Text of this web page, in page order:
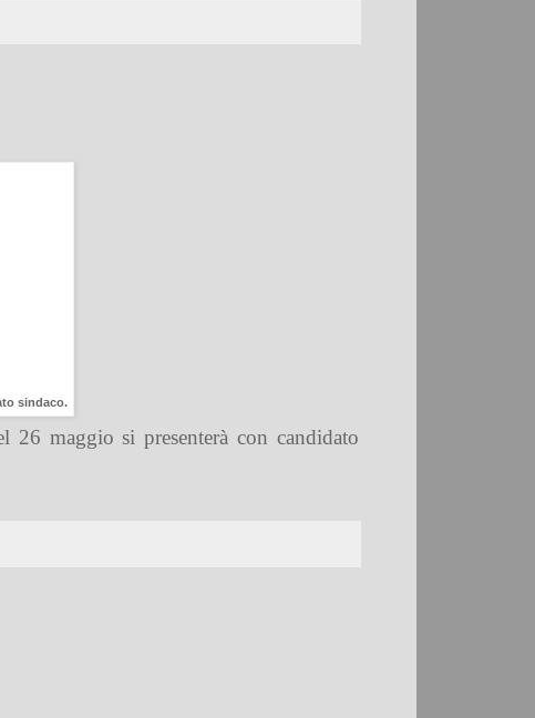
sindaco.
maggio si presenterà con candidato